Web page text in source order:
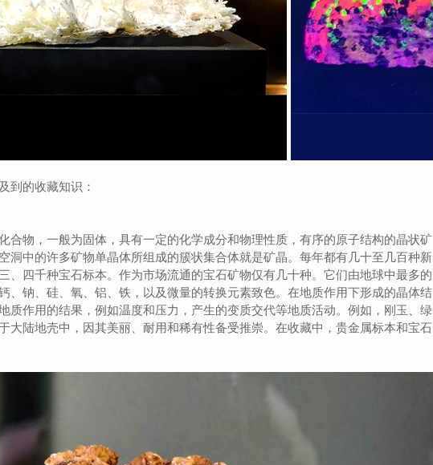
到的收藏知识：
合物，一般为固体，具有一定的化学成分和物理性质，有序的原子结构的晶状矿
洞中的许多矿物单晶体所组成的簇状集合体就是矿晶。每年都有几十至几百种新
、四千种宝石标本。作为市场流通的宝石矿物仅有几十种。它们由地球中最多的
、钠、硅、氧、铝、铁，以及微量的转换元素致色。在地质作用下形成的晶体结
质作用的结果，例如温度和压力，产生的变质交代等地质活动。例如，刚玉、绿
大陆地壳中，因其美丽、耐用和稀有性备受推崇。在收藏中，贵金属标本和宝石